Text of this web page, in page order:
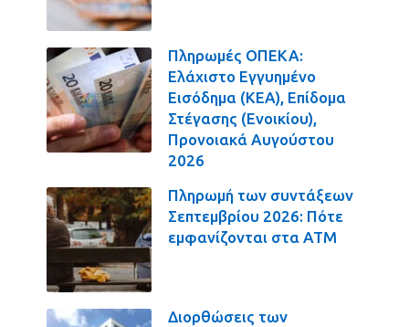
Πληρωμές ΟΠΕΚΑ:
Ελάχιστο Εγγυημένο
Εισόδημα (ΚΕΑ), Επίδομα
Στέγασης (Ενοικίου),
Προνοιακά Αυγούστου
2026
Πληρωμή των συντάξεων
Σεπτεμβρίου 2026: Πότε
εμφανίζονται στα ΑΤΜ
Διορθώσεις των